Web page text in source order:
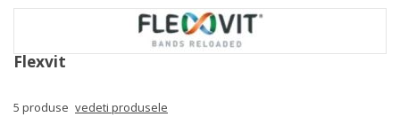
Flexvit
5 produse vedeti produsele